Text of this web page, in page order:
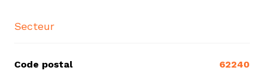
Secteur
Code postal 62240